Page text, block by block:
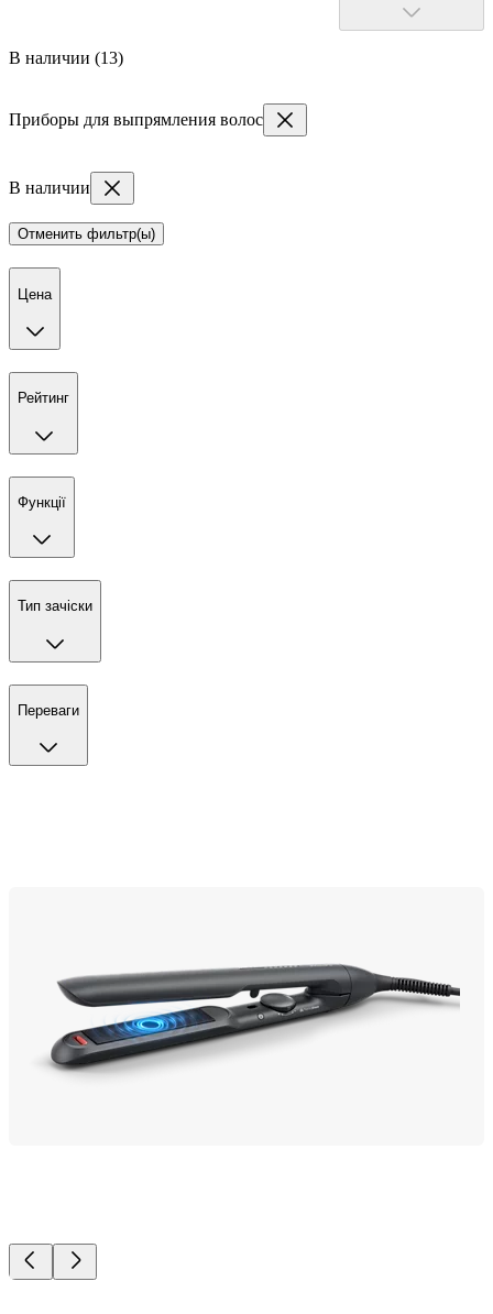
В наличии (13)
Приборы для выпрямления волос
В наличии
Отменить фильтр(ы)
Цена
Рейтинг
Функції
Тип зачіски
Переваги